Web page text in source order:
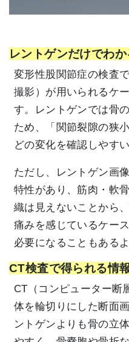
レントゲンだけでわ
変形性股関節症の検査
撮影）が用いられるケ
す。レントゲンでは骨
ため、「関節裂隙の狭
どの変化を確認しやす
ただし、レントゲン画
特性があり、筋肉・軟
織は見えないことから
痛みを感じているケー
必要になることもあるよ
CT検査で得られる情
CT（コンピューター断
体を輪切りにした断面
ントゲンよりも骨の立